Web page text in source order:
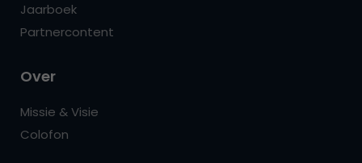
Jaarboek
Partnercontent
Over
Missie & Visie
Colofon